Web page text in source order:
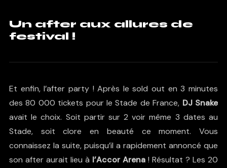
Un after aux allures de
festival !
Et enfin, l’after party ! Après le sold out en 3 minutes
des 80 000 tickets pour le Stade de France, DJ Snake
avait le choix. Soit partir sur 2 voir même 3 dates au
Stade, soit clore en beauté ce moment. Vous
connaissez la suite, puisqu’il a rapidement annoncé que
son after aurait lieu à l’Accor Arena ! Résultat ? Les 20